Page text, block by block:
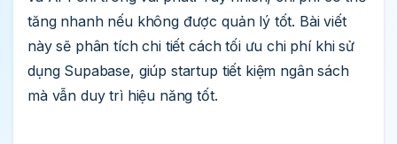
tăng nhanh nếu không được quản lý tốt. Bài viết
này sẽ phân tích chi tiết cách tối ưu chi phí khi sử
dụng Supabase, giúp startup tiết kiệm ngân sách
mà vẫn duy trì hiệu năng tốt.